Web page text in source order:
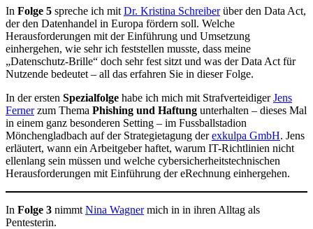
In Folge 5 spreche ich mit Dr. Kristina Schreiberüber den Data Act,
der den Datenhandel in Europa fördern soll. Welche
Herausforderungen mit der Einführung und Umsetzung
einhergehen, wie sehr ich feststellen musste, dass meine
„Datenschutz-Brille“ doch sehr fest sitzt und was der Data Act für
Nutzende bedeutet – all das erfahren Sie in dieser Folge.
In der ersten Spezialfolge habe ich mich mit StrafverteidigerJens
Fernerzum Thema Phishing und Haftung unterhalten – dieses Mal
in einem ganz besonderen Setting – im Fussballstadion
Mönchengladbach auf der Strategietagung derexkulpa GmbH. Jens
erläutert, wann ein Arbeitgeber haftet, warum IT-Richtlinien nicht
ellenlang sein müssen und welche cybersicherheitstechnischen
Herausforderungen mit Einführung der eRechnung einhergehen.
In Folge 3 nimmt Nina Wagnermich in in ihren Alltag als
Pentesterin.